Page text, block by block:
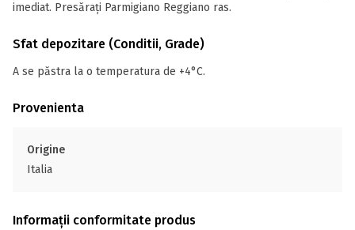
imediat. Presărați Parmigiano Reggiano ras.
Sfat depozitare (Conditii, Grade)
A se păstra la o temperatura de +4°C.
Provenienta
Origine
Italia
Informații conformitate produs